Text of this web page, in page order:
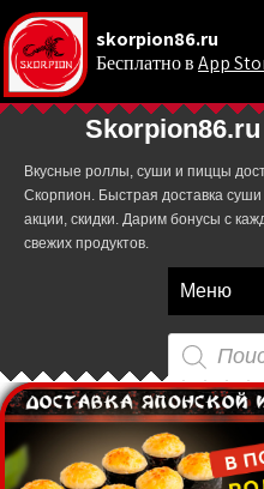
skorpion86.ru
Бесплатно вApp
Skorpion86.ru
Вкусные роллы, суши и пиццы
Скорпион. Быстрая доставка
акции, скидки. Дарим бонусы с
свежих продуктов.
Меню
Поиск
товаров